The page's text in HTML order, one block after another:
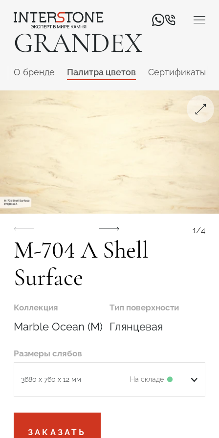
GRANDEX
O бренде Палитра цветов Сертификаты
1/4
M-704 A Shell
Surface
Коллекция
Marble Ocean (M)
Тип поверхности
Глянцевая
Размеры слябов
3680 x 760 x 12 мм На складе
ЗАКАЗАТЬ
Ваша сфера деятельности
Обработчик
Подтвердите, что вы не робот
ОТПРАВИТЬ ЗАЯВКУ
Подтвердите, что вы не робот